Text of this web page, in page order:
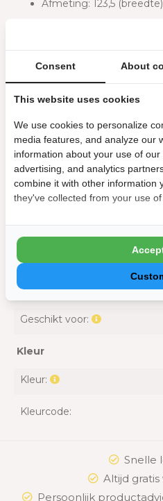
Afmeting: 123,5
Specificaties
Geschikt voor zijkant van:
Materiaal:
Afmeting
Hoogte :
Algemeen
Geschikt voor:
Kleur
Kleur:
Kleurcode:
Snelle
Altijd
Persoonlijk
Consent About
This website uses cookies
We use cookies to personalize
media features, and analyze our
information about your use of our
advertising, and analytics
combine it with other information
they've collected from your use of